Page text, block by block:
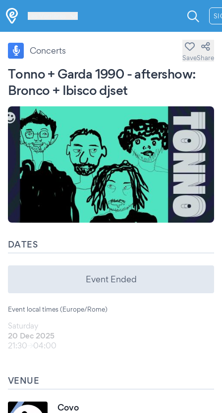
Tonno + Garda 1990 - aftershow:
Bronco + Ibisco djset
Concerts
SaveShare
DATES
Event Ended
Event local times (Europe/Rome)
Saturday
20 Dec 2025
21:30
04:00
VENUE
Covo